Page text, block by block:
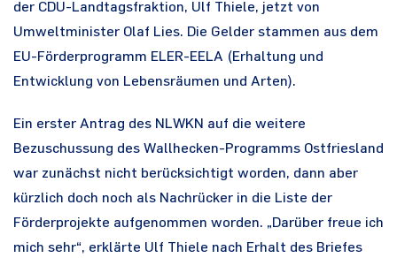
der CDU-Landtagsfraktion, Ulf Thiele, jetzt von
Umweltminister Olaf Lies. Die Gelder stammen aus dem
EU-Förderprogramm ELER-EELA (Erhaltung und
Entwicklung von Lebensräumen und Arten).
Ein erster Antrag des NLWKN auf die weitere
Bezuschussung des Wallhecken-Programms Ostfriesland
war zunächst nicht berücksichtigt worden, dann aber
kürzlich doch noch als Nachrücker in die Liste der
Förderprojekte aufgenommen worden. „Darüber freue ich
mich sehr“, erklärte Ulf Thiele nach Erhalt des Briefes